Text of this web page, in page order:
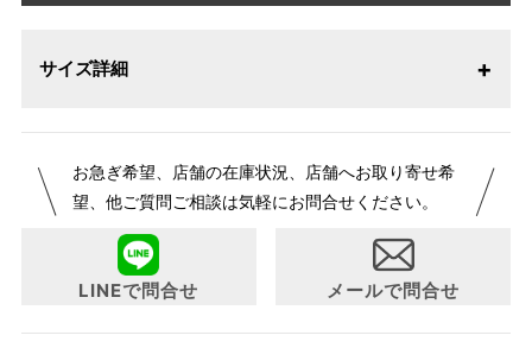
サイズ詳細
お急ぎ希望、店舗の在庫状況、店舗へお取り寄せ希
望、他ご質問ご相談は気軽にお問合せください。
LINEで問合せ メールで問合せ